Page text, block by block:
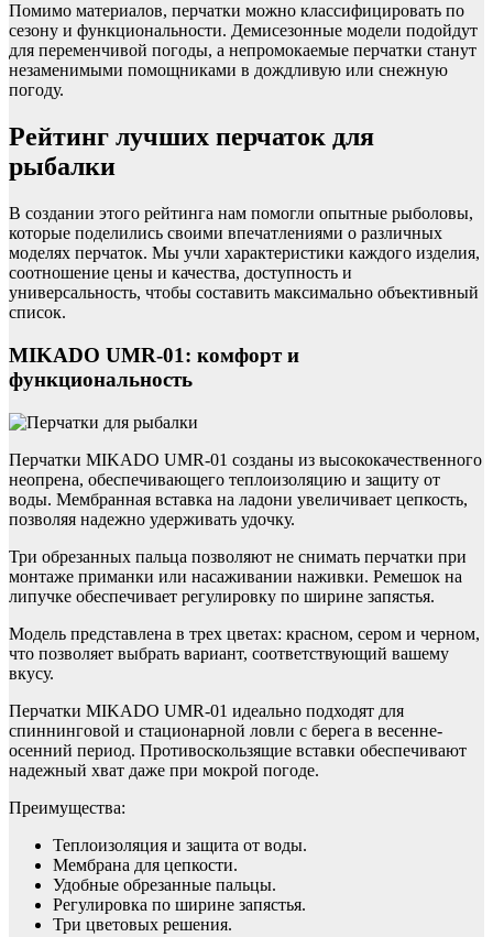
Помимо материалов, перчатки можно классифицировать по
сезону и функциональности. Демисезонные модели подойдут
для переменчивой погоды, а непромокаемые перчатки станут
незаменимыми помощниками в дождливую или снежную
погоду.
Рейтинг лучших перчаток для
рыбалки
В создании этого рейтинга нам помогли опытные рыболовы,
которые поделились своими впечатлениями о различных
моделях перчаток. Мы учли характеристики каждого изделия,
соотношение цены и качества, доступность и
универсальность, чтобы составить максимально объективный
список.
MIKADO UMR-01: комфорт и
функциональность
Перчатки MIKADO UMR-01 созданы из высококачественного
неопрена, обеспечивающего теплоизоляцию и защиту от
воды. Мембранная вставка на ладони увеличивает цепкость,
позволяя надежно удерживать удочку.
Три обрезанных пальца позволяют не снимать перчатки при
монтаже приманки или насаживании наживки. Ремешок на
липучке обеспечивает регулировку по ширине запястья.
Модель представлена в трех цветах: красном, сером и черном,
что позволяет выбрать вариант, соответствующий вашему
вкусу.
Перчатки MIKADO UMR-01 идеально подходят для
спиннинговой и стационарной ловли с берега в весенне-
осенний период. Противоскользящие вставки обеспечивают
надежный хват даже при мокрой погоде.
Преимущества:
Теплоизоляция и защита от воды.
Мембрана для цепкости.
Удобные обрезанные пальцы.
Регулировка по ширине запястья.
Три цветовых решения.